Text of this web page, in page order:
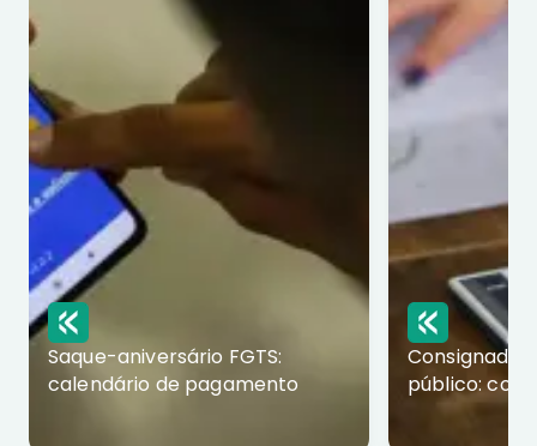
Saque-aniversário FGTS:
calendário de pagamento
Consignado
público: